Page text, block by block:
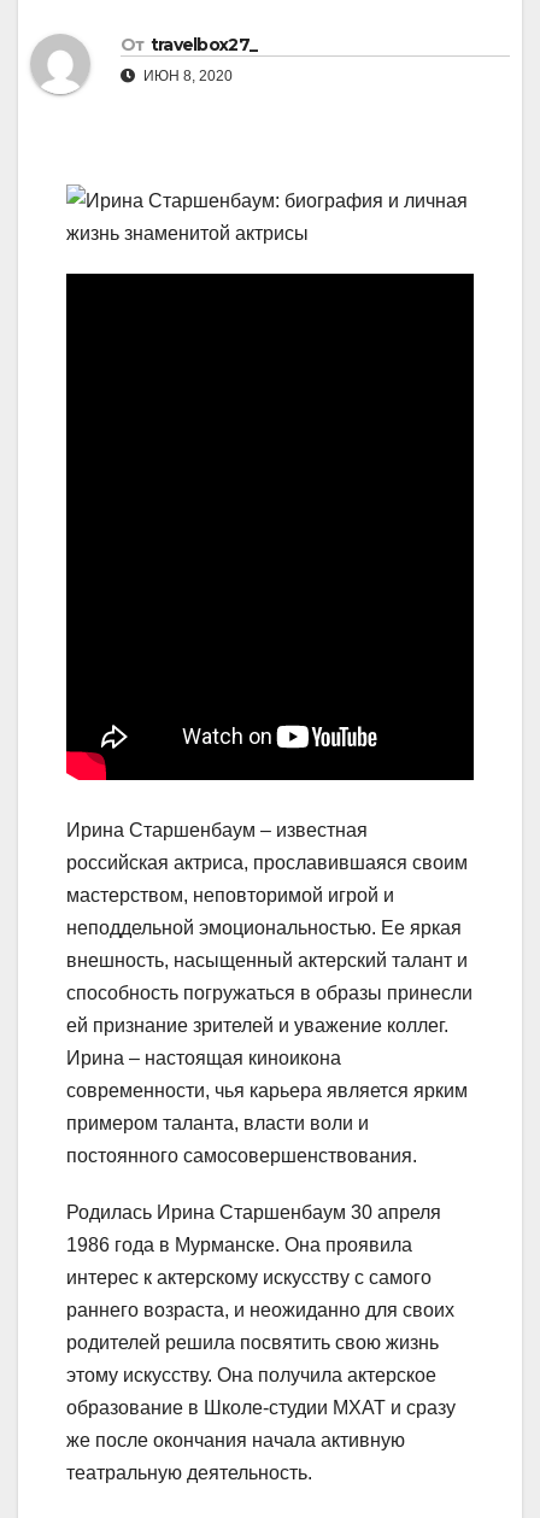
От travelbox27_
ИЮН 8, 2020
Ирина Старшенбаум – известная
российская актриса, прославившаяся своим
мастерством, неповторимой игрой и
неподдельной эмоциональностью. Ее яркая
внешность, насыщенный актерский талант и
способность погружаться в образы принесли
ей признание зрителей и уважение коллег.
Ирина – настоящая киноикона
современности, чья карьера является ярким
примером таланта, власти воли и
постоянного самосовершенствования.
Родилась Ирина Старшенбаум 30 апреля
1986 года в Мурманске. Она проявила
интерес к актерскому искусству с самого
раннего возраста, и неожиданно для своих
родителей решила посвятить свою жизнь
этому искусству. Она получила актерское
образование в Школе-студии МХАТ и сразу
же после окончания начала активную
театральную деятельность.